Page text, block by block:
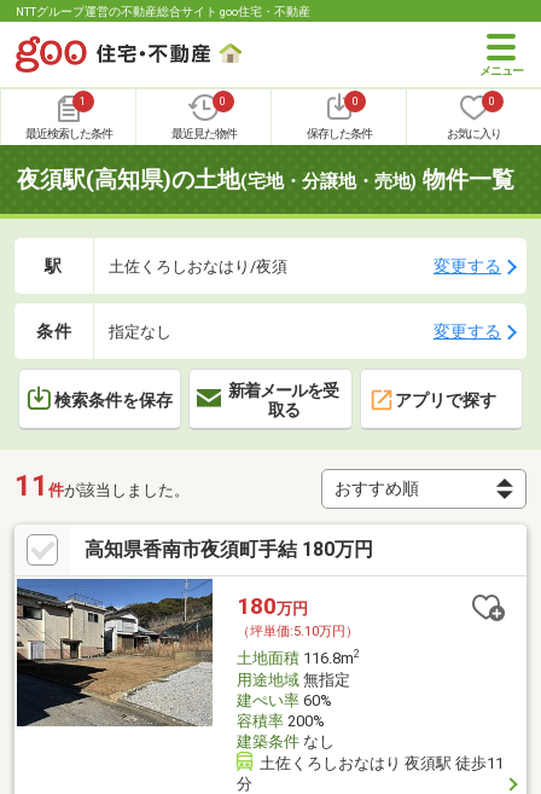
NTTグループ運営の不動産総合サイト goo住宅・不動産
1
最近検索した条件
0
最近見た物件
0
保存した条件
0
お気に入り
夜須駅(高知県)の土地(宅地・分譲地・売地) 物件一覧
駅 土佐くろしおなはり/夜須 変更する
条件 指定なし 変更する
検索条件を保存
新着メールを受
取る
アプリで探す
11 件が該当しました。
高知県香南市夜須町手結 180万円
180万円
（坪単価:5.10万円）
土地面積116.8m2
用途地域無指定
建ぺい率60%
容積率200%
建築条件なし
土佐くろしおなはり 夜須駅 徒歩11
分